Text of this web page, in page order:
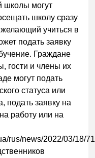
школы могут
школу сразу
учиться в
подать заявку
Граждане
гости и члены их
могут подать
статуса или
подать заявку на
работу или на
rus/news/2022/03/18/